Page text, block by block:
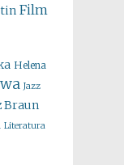
Film
Helena
Jazz
Braun
Literatura